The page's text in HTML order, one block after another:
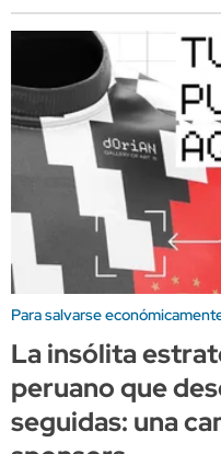
Para salvarse
La insólita
peruano que
seguidas: una